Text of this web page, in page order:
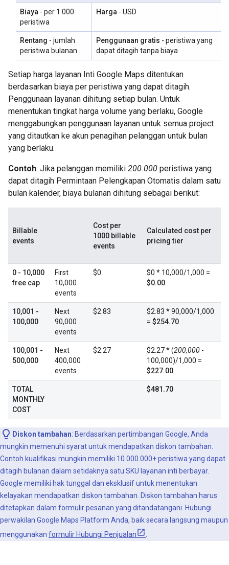
Biaya - per 1.000
peristiwa
Harga - USD
Rentang - jumlah
peristiwa bulanan
Penggunaan gratis - peristiwa yang
dapat ditagih tanpa biaya
Setiap harga layanan Inti Google Maps ditentukan
berdasarkan biaya per peristiwa yang dapat ditagih.
Penggunaan layanan dihitung setiap bulan. Untuk
menentukan tingkat harga volume yang berlaku, Google
menggabungkan penggunaan layanan untuk semua project
yang ditautkan ke akun penagihan pelanggan untuk bulan
yang berlaku.
Contoh: Jika pelanggan memiliki 200.000 peristiwa yang
dapat ditagih Permintaan Pelengkapan Otomatis dalam satu
bulan kalender, biaya bulanan dihitung sebagai berikut:
Billable
events
Cost per
1000 billable
events
Calculated cost per
pricing tier
0 - 10,000
free cap
First
10,000
events
$0
$0 * 10,000/1,000 =
$0.00
10,001 -
100,000
Next
90,000
events
$2.83
$2.83 * 90,000/1,000
= $254.70
100,001 -
500,000
Next
400,000
events
$2.27 $2.27 * (200,000 -
100,000)/1,000 =
$227.00
TOTAL
MONTHLY
COST
$481.70
Diskon tambahan: Berdasarkan pertimbangan Google, Anda
mungkin memenuhi syarat untuk mendapatkan diskon tambahan.
Contoh kualifikasi mungkin memiliki 10.000.000+ peristiwa yang dapat
ditagih bulanan dalam setidaknya satu SKU layanan inti berbayar.
Google memiliki hak tunggal dan eksklusif untuk menentukan
kelayakan mendapatkan diskon tambahan. Diskon tambahan harus
ditetapkan dalam formulir pesanan yang ditandatangani. Hubungi
perwakilan Google Maps Platform Anda, baik secara langsung maupun
menggunakan formulir Hubungi Penjualan